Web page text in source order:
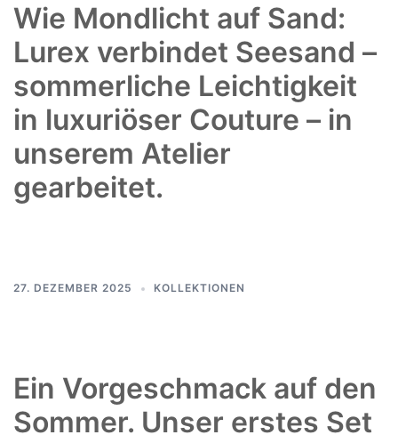
Wie Mondlicht auf Sand:
Lurex verbindet Seesand –
sommerliche Leichtigkeit
in luxuriöser Couture – in
unserem Atelier
gearbeitet.
27. DEZEMBER 2025 KOLLEKTIONEN
Ein Vorgeschmack auf den
Sommer. Unser erstes Set